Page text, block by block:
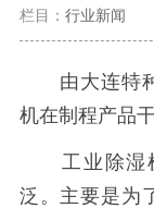
栏目： 行业新闻
由大连特种
机在制程产品
工业除湿机
泛。主要是为